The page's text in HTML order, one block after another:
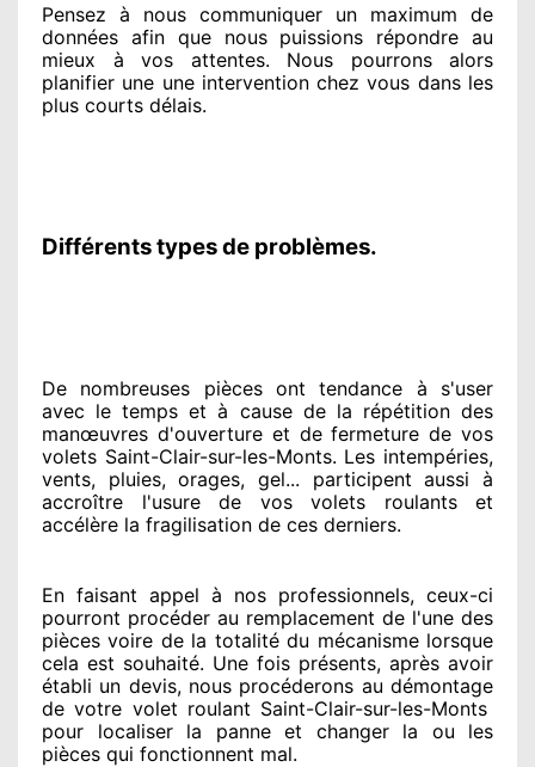
Pensez à nous communiquer un maximum de
données afin que nous puissions répondre au
mieux à vos attentes. Nous pourrons alors
planifier une une intervention chez vous dans les
plus courts délais.
Différents types de problèmes.
De nombreuses pièces ont tendance à s'user
avec le temps et à causede la répétition des
manœuvres d'ouverture et de fermeture de vos
volets Saint-Clair-sur-les-Monts. Les intempéries,
vents, pluies, orages, gel... participent aussi à
accroître l'usure de vos volets roulants et
accélère la fragilisation de ces derniers.
En faisant appel à nos professionnels, ceux-ci
pourront procéder au remplacement de l'une des
pièces voire de la totalitédu mécanisme lorsque
cela est souhaité. Une fois présents, après avoir
établi un devis, nous procéderons au démontage
de votre volet roulant Saint-Clair-sur-les-Monts
pour localiser la panne et changerla ou les
pièces qui fonctionnent mal.